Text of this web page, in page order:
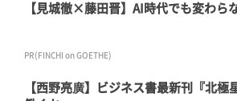
【見城徹×藤田晋】AI時代でも変わら
PR(FINCHI on GOETHE)
【西野亮廣】ビジネス書最新刊『北